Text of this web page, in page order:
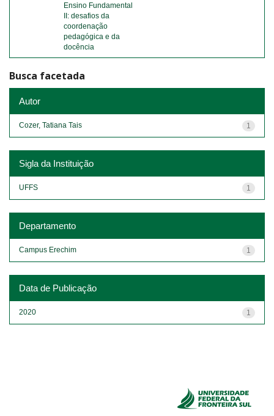
Ensino Fundamental
II: desafios da
coordenação
pedagógica e da
docência
Busca facetada
Autor
1
Cozer, Tatiana Tais
Sigla da Instituição
1
UFFS
Departamento
1
Campus Erechim
Data de Publicação
1
2020